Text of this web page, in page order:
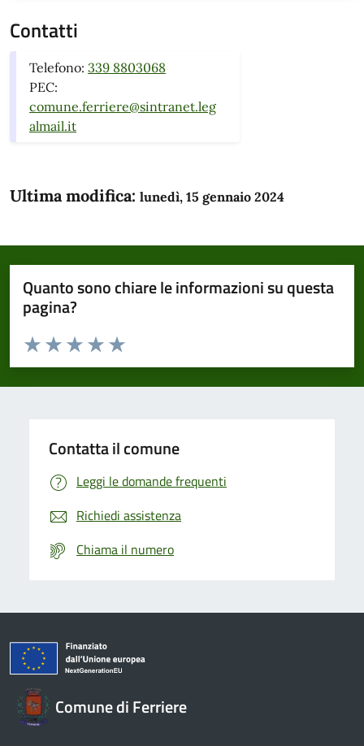
Contatti
Telefono: 339 8803068
PEC:
comune.ferriere@sintranet.leg
almail.it
Ultima modifica: lunedì, 15 gennaio 2024
Quanto sono chiare le informazioni su questa
pagina?
Domanda
Valuta da 1 a 5 stelle la pagina
Valuta 5 stelle su 5
Valuta 4 stelle su 5
Valuta 3 stelle su 5
Valuta 2 stelle su 5
Valuta 1 stelle su 5
Contatta il comune
Leggi le domande frequenti
Richiedi assistenza
Chiama il numero
Comune di Ferriere